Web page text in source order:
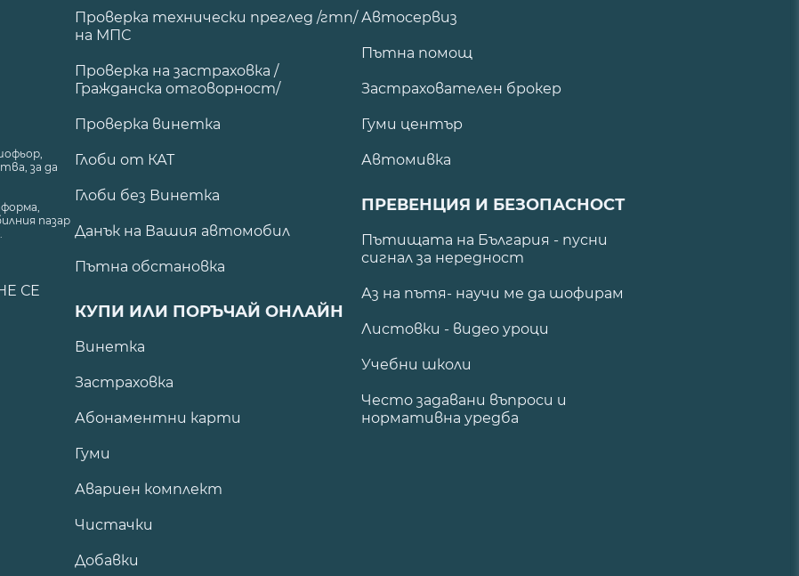
за да
пазар
СЕ
Проверка технически преглед /гтп/
на МПС
Проверка на застраховка /
Гражданска отговорност/
Проверка винетка
Глоби от КАТ
Глоби без Винетка
Данък на Вашия автомобил
Пътна обстановка
КУПИ ИЛИ ПОРЪЧАЙ ОНЛАЙН
Винетка
Застраховка
Абонаментни карти
Гуми
Авариен комплект
Чистачки
Добавки
Автосервиз
Пътна помощ
Застрахователен брокер
Гуми център
Автомивка
ПРЕВЕНЦИЯ И БЕЗОПАСНОСТ
Пътищата на България - пусни
сигнал за нередност
Аз на пътя- научи ме да шофирам
Листовки - видео уроци
Учебни школи
Често задавани въпроси и
нормативна уредба